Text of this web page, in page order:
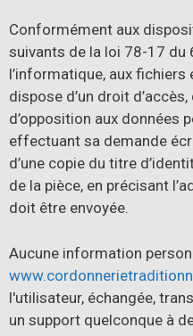
Conformément aux
suivants de la loi 78-17 du
l’informatique, aux
dispose d’un droit
d’opposition aux données
effectuant sa demande
d’une copie du titre
de la pièce, en précisant
doit être envoyée.
Aucune information
l'utilisateur, échangée,
un support quelconque à